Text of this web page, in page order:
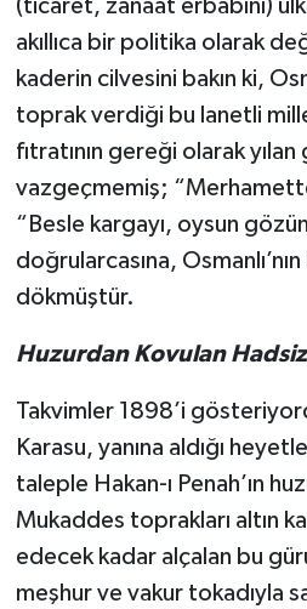
(ticaret, zanaat erbabını)
akıllıca bir politika olarak
kaderin cilvesini bakın ki,
toprak verdiği bu lanetli
fıtratının gereği olarak yılan
vazgeçmemiş;
“Besle kargayı, oysun
doğrularcasına,
dökmüştür.
Huzurdan Kovulan
Takvimler 1898’i
Karasu, yanına aldığı
taleple Hakan-ı Penah’ın
Mukaddes toprakları altın
edecek kadar alçalan bu
meşhur ve vakur tokadıyla